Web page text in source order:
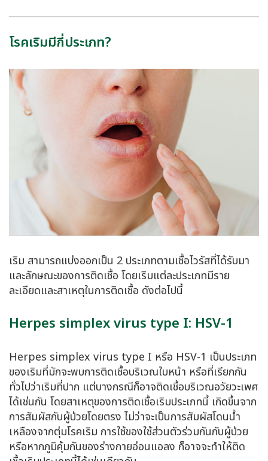
โรคเริมมีกี่ประเภท?
เริม สามารถแบ่งออกเป็น 2 ประเภทตามเชื้อไวรัสที่ได้รับมา
และลักษณะของการติดเชื้อ โดยเริมแต่ละประเภทมีราย
ละเอียดและสาเหตุในการติดเชื้อ ดังต่อไปนี้
Herpes simplex virus type I: HSV-1
Herpes simplex virus type I หรือ HSV-1 เป็นประเภท
ของเริมที่มักจะพบการติดเชื้อบริเวณใบหน้า หรือที่เรียกกัน
ทั่วไปว่าเริมที่ปาก แต่บางกรณีก็อาจติดเชื้อบริเวณอวัยวะเพศ
ได้เช่นกัน โดยสาเหตุของการติดเชื้อเริมประเภทนี้ เกิดขึ้นจาก
การสัมผัสกับผู้ป่วยโดยตรง ไม่ว่าจะเป็นการสัมผัสโดนน้ำ
เหลืองจากตุ่มโรคเริม การใช้ของใช้ส่วนตัวร่วมกันกับผู้ป่วย
หรือหากภูมิคุ้มกันของร่างกายอ่อนแอลง ก็อาจจะทำให้ติด